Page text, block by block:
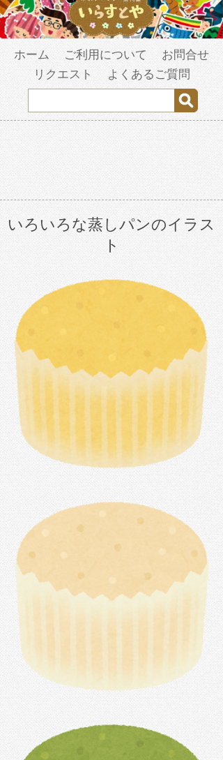
ホーム ご利用について
お問合せ
リクエスト
よくあるご質問
いろいろな蒸しパンのイラス
ト